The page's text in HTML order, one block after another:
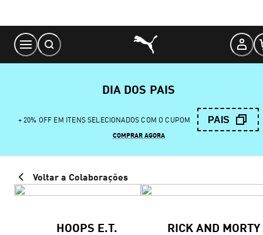
Content
DIA DOS PAIS
+ 20% OFF EM ITENS SELECIONADOS COM O CUPOM PAIS
COMPRAR AGORA
Voltar a Colaborações
HOOPS E.T. RICK AND MORTY